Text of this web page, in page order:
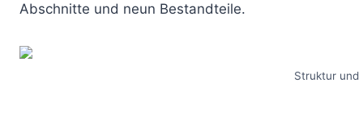
Abschnitte und neun Bestandteile.
Struktur und